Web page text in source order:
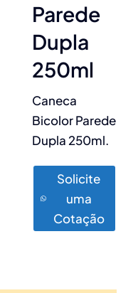
Parede
Dupla
250ml
Caneca
Bicolor Parede
Dupla 250ml.
Solicite
uma
Cotação